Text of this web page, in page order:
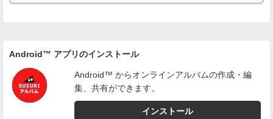
Android™ アプリのインストール
Android™ からオンラインアルバムの作成・編
集、共有ができます。
インストール